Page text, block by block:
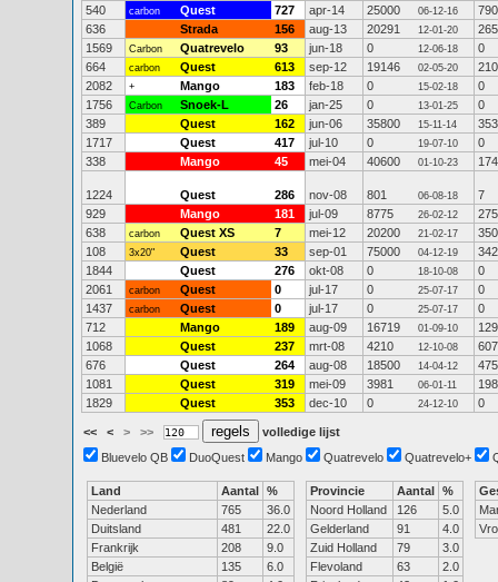
540
carbon Quest 727 apr-14 25000 06-12-16
790
636
Strada 156 aug-13 20291 12-01-20
265
1569
Carbon Quatrevelo 93 jun-18 0 12-06-18
0
664
carbon Quest 613 sep-12 19146 02-05-20
210
2082
+ Mango 183 feb-18 0 15-02-18
0
1756
Carbon Snoek-L 26 jan-25 0 13-01-25
0
389
Quest 162 jun-06 35800 15-11-14
353
1717
Quest 417 jul-10 0 19-07-10
0
338
Mango 45 mei-04 40600 01-10-23 174
1224 Quest 286 nov-08 801 06-08-18
7
929
Mango 181 jul-09 8775 26-02-12
275
638
carbon Quest XS 7 mei-12 20200 21-02-17
350
108
3x20" Quest 33 sep-01 75000 04-12-19
342
1844
Quest 276 okt-08 0 18-10-08
0
2061
carbon Quest 0 jul-17 0 25-07-17
0
1437
carbon Quest 0 jul-17 0 25-07-17
0
712
Mango 189 aug-09 16719 01-09-10
1068
Quest 237 mrt-08 4210 12-10-08
607
676
Quest 264 aug-08 18500 14-04-12
475
1081
Quest 319 mei-09 3981 06-01-11
198
1829
Quest 353 dec-10 0 24-12-10 0
<< < > >>
volledige lijst
Bluevelo QB
DuoQuest Mango Quatrevelo Quatrevelo+
Land Aantal %
Nederland
765
36.0
Duitsland
481
22.0
Frankrijk
208
9.0
België
135
6.0
Provincie Aantal %
Noord Holland
126
5.0
Gelderland
91
4.0
Zuid Holland
79
3.0
Flevoland
63
2.0